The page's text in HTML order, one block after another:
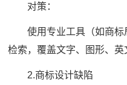
对策：
使用专业工具（如商标
检索，覆盖文字、图形、英
2.商标设计缺陷